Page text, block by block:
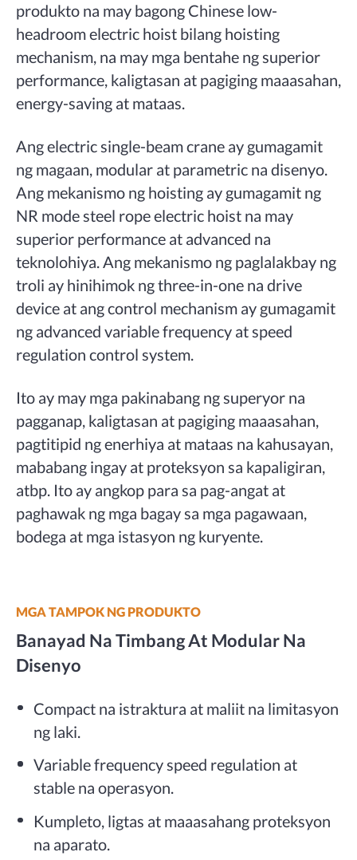
produkto na may bagong Chinese low-
headroom electric hoist bilang hoisting
mechanism, na may mga bentahe ng superior
performance, kaligtasan at pagiging maaasahan,
energy-saving at mataas.
Ang electric single-beam crane ay gumagamit
ng magaan, modular at parametric na disenyo.
Ang mekanismo ng hoisting ay gumagamit ng
NR mode steel rope electric hoist na may
superior performance at advanced na
teknolohiya. Ang mekanismo ng paglalakbay ng
troli ay hinihimok ng three-in-one na drive
device at ang control mechanism ay gumagamit
ng advanced variable frequency at speed
regulation control system.
Ito ay may mga pakinabang ng superyor na
pagganap, kaligtasan at pagiging maaasahan,
pagtitipid ng enerhiya at mataas na kahusayan,
mababang ingay at proteksyon sa kapaligiran,
atbp. Ito ay angkop para sa pag-angat at
paghawak ng mga bagay sa mga pagawaan,
bodega at mga istasyon ng kuryente.
MGA TAMPOK NG PRODUKTO
Banayad Na Timbang At Modular Na
Disenyo
Compact na istraktura at maliit na limitasyon
ng laki.
Variable frequency speed regulation at
stable na operasyon.
Kumpleto, ligtas at maaasahang proteksyon
na aparato.